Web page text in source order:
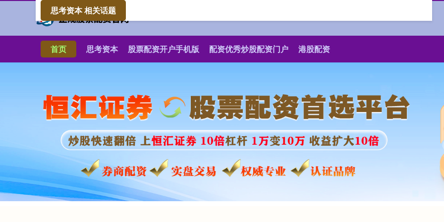
首页 思考资本 股票配资开户手机版 配资优秀炒股配资门户 港股配资
思考资本 相关话题